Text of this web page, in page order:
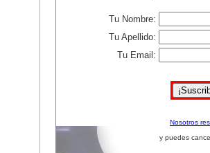
Consejos para buscar mejor:
Usa solo las palabras que
palabras, mas resultados
No uses corchetes,
que tengan "urban" en
como urbano, urbanos,
Tu Nombre:
Tu Apellido:
Tu Email:
Nosotros
y puedes